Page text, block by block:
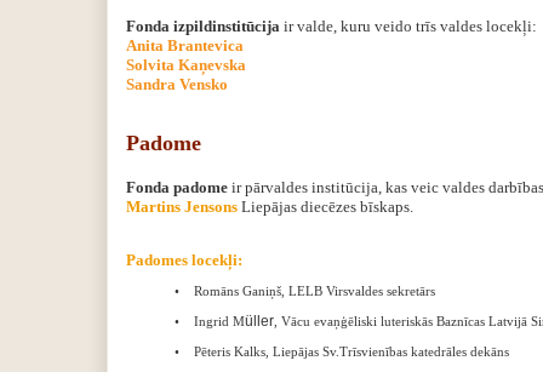
Fonda izpildinstitūcijair valde, kuru veido trīs valdes locekļi:
Anita Brantevica
Solvita Kaņevska
‍Sandra Vensko
Padome
Fonda padomeir pārvaldes institūcija, kas veic valdes
Martins Jensons Liepājas diecēzes bīskaps.
Padomes locekļi:
• Romāns Ganiņš, LELB Virsvaldes sekretārs
• Ingrid Müller, Vācu evaņģēliski luteriskās Baznīcas Latvijā
• Pēteris Kalks, Liepājas Sv.Trīsvienības katedrāles dekāns